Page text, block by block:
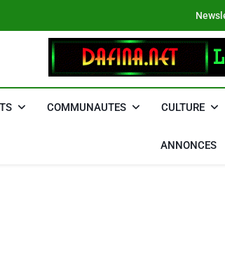
DAFINA
COMMUNAUTES CULTURE
ANNONCES